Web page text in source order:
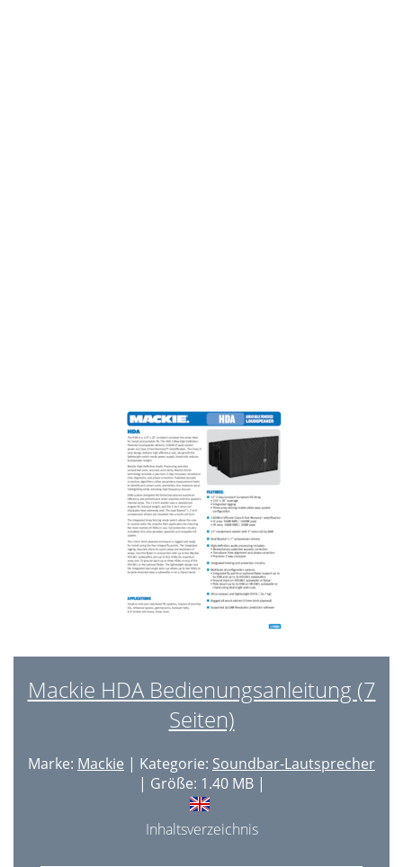
Mackie HDA Bedienungsanleitung (7
Seiten)
Marke: Mackie | Kategorie: Soundbar-Lautsprecher
| Größe: 1.40 MB |
Inhaltsverzeichnis